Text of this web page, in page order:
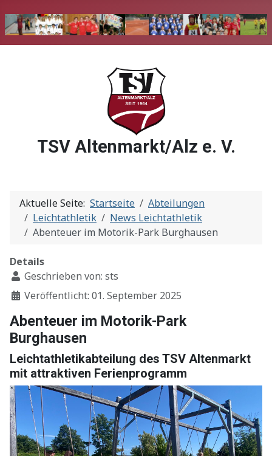
TSV Altenmarkt/Alz e. V.
Aktuelle Seite: Startseite
Abteilungen
Leichtathletik
News Leichtathletik
Abenteuer im Motorik-Park Burghausen
Details
Geschrieben von: sts
Veröffentlicht: 01. September 2025
Abenteuer im Motorik-Park
Burghausen
Leichtathletikabteilung des TSV Altenmarkt
mit attraktiven Ferienprogramm